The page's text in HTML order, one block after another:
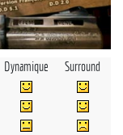
Dynamique
Surround